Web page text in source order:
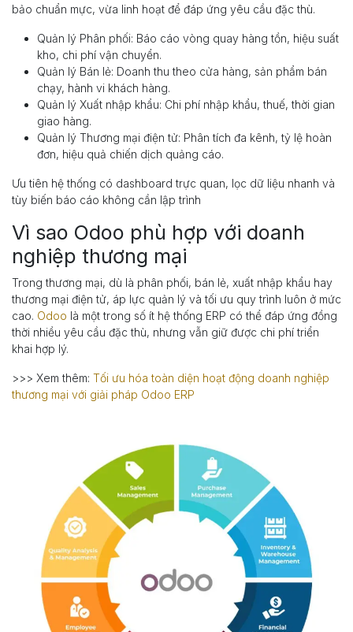
bảo chuẩn mực, vừa linh hoạt để đáp ứng yêu cầu đặc thù.
Quản lý Phân phối: Báo cáo vòng quay hàng tồn, hiệu suất
kho, chi phí vận chuyển.
Quản lý Bán lẻ: Doanh thu theo cửa hàng, sản phẩm bán
chạy, hành vi khách hàng.
Quản lý Xuất nhập khẩu: Chi phí nhập khẩu, thuế, thời gian
giao hàng.
Quản lý Thương mại điện tử: Phân tích đa kênh, tỷ lệ hoàn
đơn, hiệu quả chiến dịch quảng cáo.
Ưu tiên hệ thống có dashboard trực quan, lọc dữ liệu nhanh và
tùy biến báo cáo không cần lập trình
Vì sao Odoo phù hợp với doanh
nghiệp thương mại
Trong thương mại, dù là phân phối, bán lẻ, xuất nhập khẩu hay
thương mại điện tử, áp lực quản lý và tối ưu quy trình luôn ở mức
cao. Odoo là một trong số ít hệ thống ERP có thể đáp ứng đồng
thời nhiều yêu cầu đặc thù, nhưng vẫn giữ được chi phí triển
khai hợp lý.
>>> Xem thêm: Tối ưu hóa toàn diện hoạt động doanh nghiệp
thương mại với giải pháp Odoo ERP